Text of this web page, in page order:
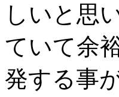
しいと思
ていて余
発する事